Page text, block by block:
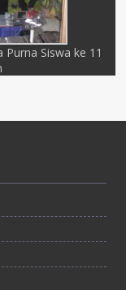
Siswa ke 11